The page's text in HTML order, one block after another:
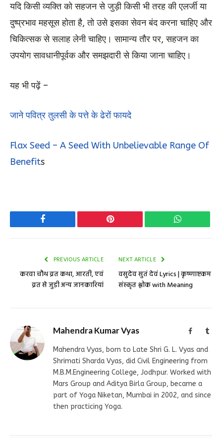
यदि किसी व्यक्ति को सहजन से जुड़ी किसी भी तरह की एलर्जी या
दुष्प्रभाव महसूस होता है, तो उसे इसका सेवन बंद करना चाहिए और
चिकित्सक से सलाह लेनी चाहिए। सामान्य तौर पर, सहजन का
उपयोग सावधानीपूर्वक और समझदारी से किया जाना चाहिए।
यह भी पढ़ें –
जाने पवित्र तुलसी के पत्ते के ढेरों फायदे
Flax Seed – A Seed With Unbelievable Range Of
Benefits
Facebook Pinterest WhatsApp
PREVIOUS ARTICLE
करवा चौथ व्रत कथा, आरती, एवं
व्रत से जुड़ी अन्य जानकारियां
NEXT ARTICLE
वसुदेव सुतं देवं Lyrics | कृष्णाष्टकम
संस्कृत श्लोक with Meaning
Mahendra Kumar Vyas Facebook
Mahendra Vyas, born to Late Shri G. L. Vyas and
Shrimati Sharda Vyas, did Civil Engineering from
M.B.M.Engineering College, Jodhpur. Worked with
Mars Group and Aditya Birla Group, became a
part of Yoga Niketan, Mumbai in 2002, and since
then practicing Yoga.